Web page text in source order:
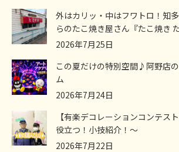
外はカリッ・中はフワトロ！知
らのたこ焼き屋さん『たこ焼き
2026年7月25日
この夏だけの特別空間♪阿野店
ム
2026年7月24日
【有楽デコレーションコンテス
役立つ！小技紹介！～
2026年7月22日